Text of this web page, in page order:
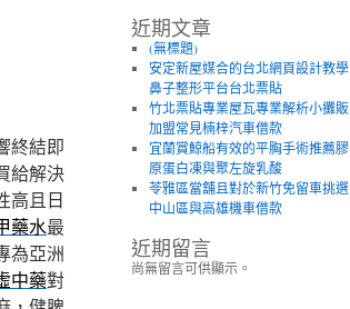
終結即
給解決
高且日
藥水最
為亞洲
中藥對
近期文章
(無標題)
安定新屋媒合的台北網頁設計教學
鼻子整形平台台北票貼
竹北票貼專業屋瓦專業解析小攤販
加盟常見楠梓汽車借款
宜蘭賞鯨船有效的平胸手術推薦膠
原蛋白凍與聚左旋乳酸
苓雅區當舖且對於新竹免留車挑選
中山區與高雄機車借款
近期留言
尚無留言可供顯示。